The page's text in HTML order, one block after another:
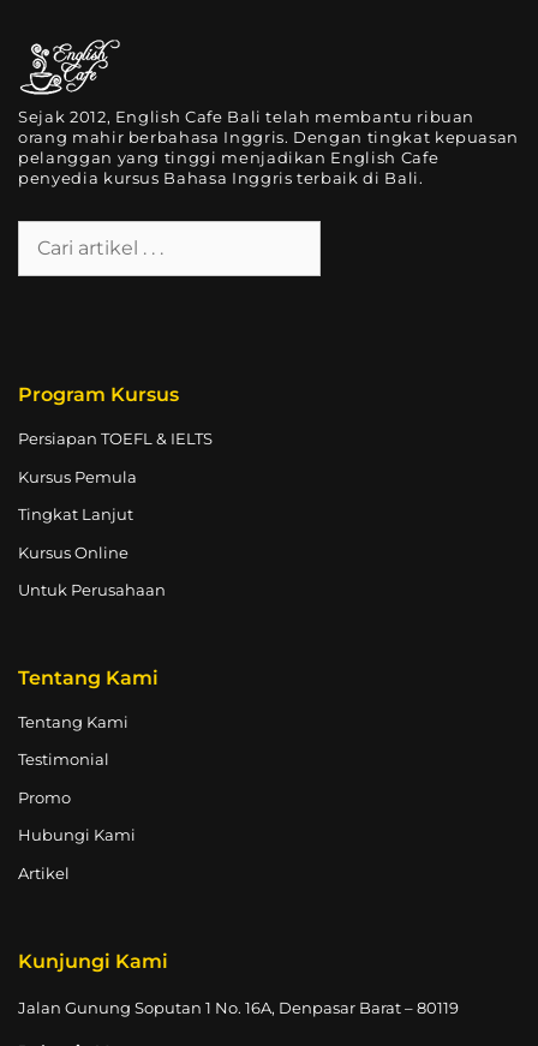
Sejak 2012, English Cafe Bali telah membantu ribuan
orang mahir berbahasa Inggris. Dengan tingkat kepuasan
pelanggan yang tinggi menjadikan English Cafe
penyedia kursus Bahasa Inggris terbaik di Bali.
Program Kursus
Persiapan TOEFL & IELTS
Kursus Pemula
Tingkat Lanjut
Kursus Online
Untuk Perusahaan
Tentang Kami
Tentang Kami
Testimonial
Promo
Hubungi Kami
Artikel
Kunjungi Kami
Jalan Gunung Soputan 1 No. 16A, Denpasar Barat – 80119